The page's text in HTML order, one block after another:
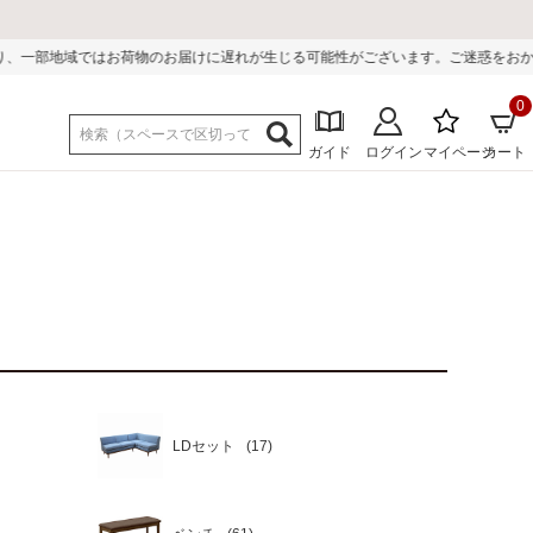
物のお届けに遅れが生じる可能性がございます。ご迷惑をおかけしまして誠に
ガイド ログイン マイページカート
0
LDセット